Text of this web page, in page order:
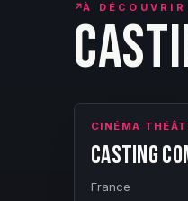
↗À
CINÉMA
Casting
France